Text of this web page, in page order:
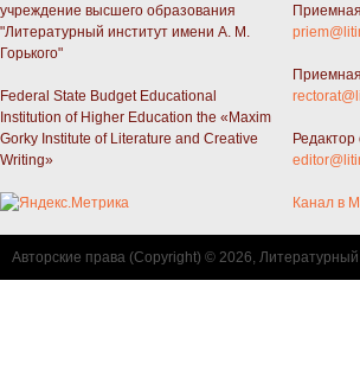
учреждение высшего образования
"Литературный институт имени А. М.
Горького"
Federal State Budget Educational
Institution of Higher Education the «Maxim
Gorky Institute of Literature and Creative
Writing»
Редактор
Канал в
Авторские права (Copyright) © 2026,